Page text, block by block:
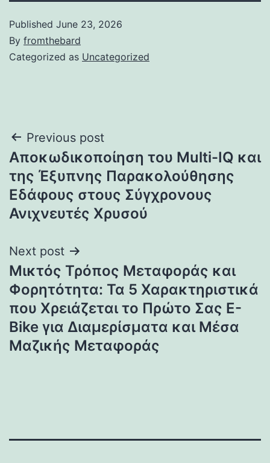
Published June 23, 2026
By fromthebard
Categorized as Uncategorized
Post
navigation
Previous post
Αποκωδικοποίηση του Multi-IQ και
της Έξυπνης Παρακολούθησης
Εδάφους στους Σύγχρονους
Ανιχνευτές Χρυσού
Next post
Μικτός Τρόπος Μεταφοράς και
Φορητότητα: Τα 5 Χαρακτηριστικά
που Χρειάζεται το Πρώτο Σας E-
Bike για Διαμερίσματα και Μέσα
Μαζικής Μεταφοράς